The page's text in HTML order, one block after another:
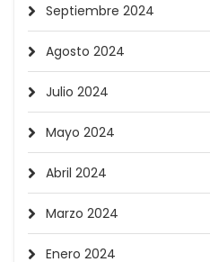
Septiembre 2024
Agosto 2024
Julio 2024
Mayo 2024
Abril 2024
Marzo 2024
Enero 2024